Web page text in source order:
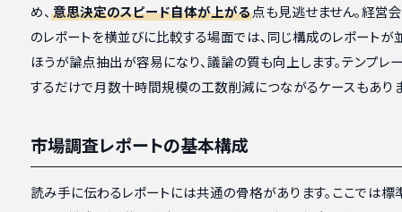
め、 意思決定のスピード自体が上がる点も見逃せません。経営
のレポートを横並びに比較する場面では、同じ構成のレポートが
ほうが論点抽出が容易になり、議論の質も向上します。テンプレ
するだけで月数十時間規模の工数削減につながるケースもあり
市場調査レポートの基本構成
読み手に伝わるレポートには共通の骨格があります。ここでは標